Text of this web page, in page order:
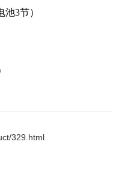
3节）
329.html